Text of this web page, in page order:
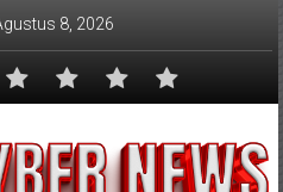
8, 2026